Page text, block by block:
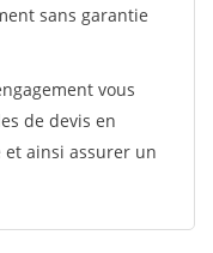
sans garantie
vous
de devis en
ainsi assurer un